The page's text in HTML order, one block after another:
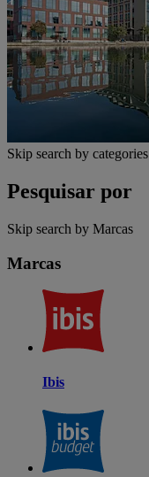
Skip search by categories
Pesquisar por
Skip search by Marcas
Marcas
Ibis